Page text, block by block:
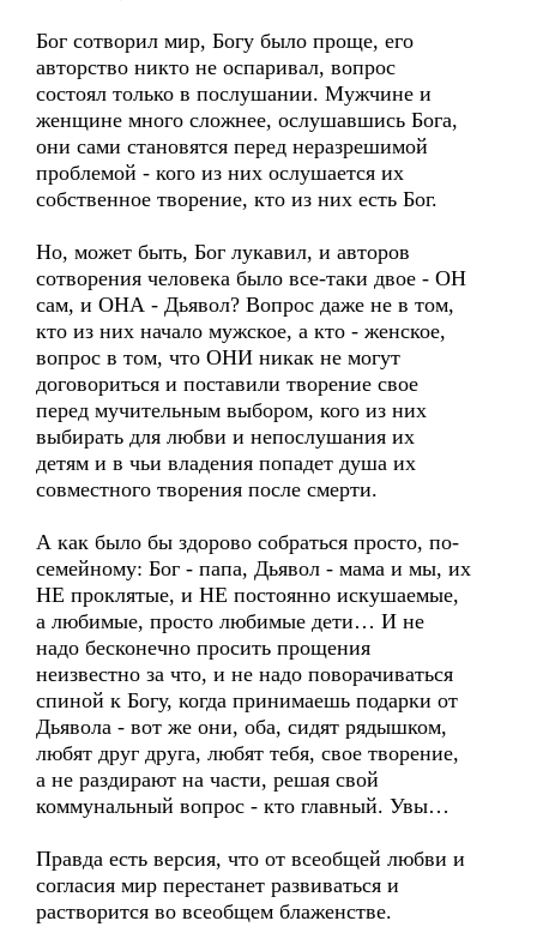
Бог сотворил мир, Богу было проще, его
авторство никто не оспаривал, вопрос
состоял только в послушании. Мужчине и
женщине много сложнее, ослушавшись Бога,
они сами становятся перед неразрешимой
проблемой - кого из них ослушается их
собственное творение, кто из них есть Бог.
Но, может быть, Бог лукавил, и авторов
сотворения человека было все-таки двое - ОН
сам, и ОНА - Дьявол? Вопрос даже не в том,
кто из них начало мужское, а кто - женское,
вопрос в том, что ОНИ никак не могут
договориться и поставили творение свое
перед мучительным выбором, кого из них
выбирать для любви и непослушания их
детям и в чьи владения попадет душа их
совместного творения после смерти.
А как было бы здорово собраться просто, по-
семейному: Бог - папа, Дьявол - мама и мы, их
НЕ проклятые, и НЕ постоянно искушаемые,
а любимые, просто любимые дети… И не
надо бесконечно просить прощения
неизвестно за что, и не надо поворачиваться
спиной к Богу, когда принимаешь подарки от
Дьявола - вот же они, оба, сидят рядышком,
любят друг друга, любят тебя, свое творение,
а не раздирают на части, решая свой
коммунальный вопрос - кто главный. Увы…
Правда есть версия, что от всеобщей любви и
согласия мир перестанет развиваться и
растворится во всеобщем блаженстве.